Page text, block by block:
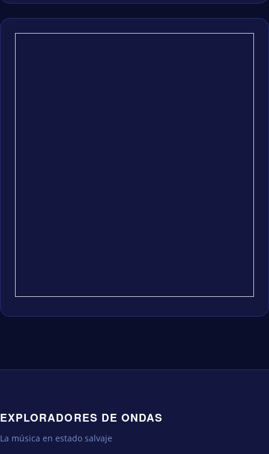
EXPLORADORES DE ONDAS
La música en estado salvaje